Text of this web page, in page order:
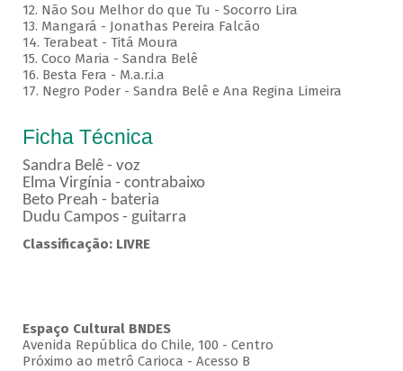
12. Não Sou Melhor do que Tu - Socorro Lira
13. Mangará - Jonathas Pereira Falcão
14. Terabeat - Titá Moura
15. Coco Maria - Sandra Belê
16. Besta Fera - M.a.r.i.a
17. Negro Poder - Sandra Belê e Ana Regina Limeira
Ficha Técnica
Sandra Belê - voz
Elma Virgínia - contrabaixo
Beto Preah - bateria
Dudu Campos - guitarra
Classificação: LIVRE
Espaço Cultural BNDES
Avenida República do Chile, 100 - Centro
Próximo ao metrô Carioca - Acesso B